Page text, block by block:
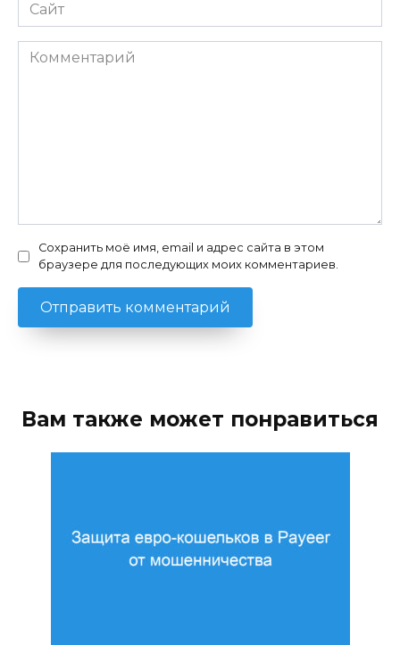
Комментарий
Сохранить моё имя, email и адрес сайта в этом
браузере для последующих моих комментариев.
Вам также может понравиться